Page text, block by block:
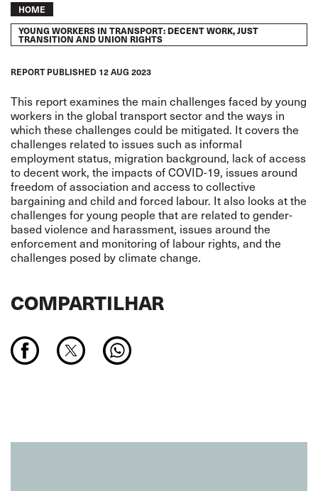
Breadcrumb
HOME
YOUNG WORKERS IN TRANSPORT: DECENT WORK, JUST
TRANSITION AND UNION RIGHTS
REPORT PUBLISHED 12 AUG 2023
This report examines the main challenges faced by young
workers in the global transport sector and the ways in
which these challenges could be mitigated. It covers the
challenges related to issues such as informal
employment status, migration background, lack of access
to decent work, the impacts of COVID-19, issues around
freedom of association and access to collective
bargaining and child and forced labour. It also looks at the
challenges for young people that are related to gender-
based violence and harassment, issues around the
enforcement and monitoring of labour rights, and the
challenges posed by climate change.
COMPARTILHAR